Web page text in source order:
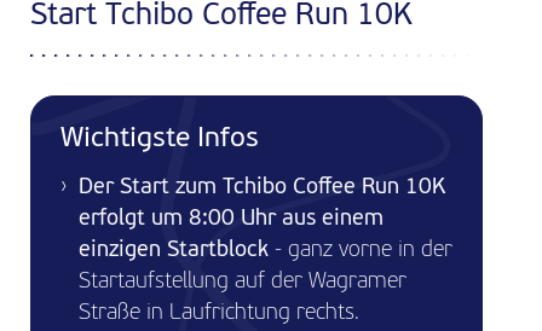
Start Tchibo Coffee Run 10K
Wichtigste Infos
Der Start zum Tchibo Coffee Run 10K
erfolgt um 8:00 Uhr aus einem
einzigen Startblock - ganz vorne in der
Startaufstellung auf der Wagramer
Straße in Laufrichtung rechts.